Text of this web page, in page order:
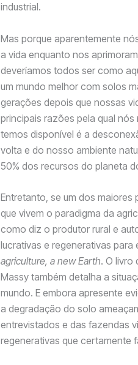
industrial.
Mas porque aparentemente
a vida enquanto nos
deveríamos todos ser como
um mundo melhor com solos
gerações depois que nossas
principais razões pela qual
temos disponível é a
volta e do nosso ambiente
50% dos recursos do planeta
Entretanto, se um dos maiores
que vivem o paradigma da
como diz o produtor rural e
lucrativas e regenerativas para
agriculture, a new Earth. O livro
Massy também detalha a
mundo. E embora apresente
a degradação do solo
entrevistados e das fazendas
regenerativas que certamente